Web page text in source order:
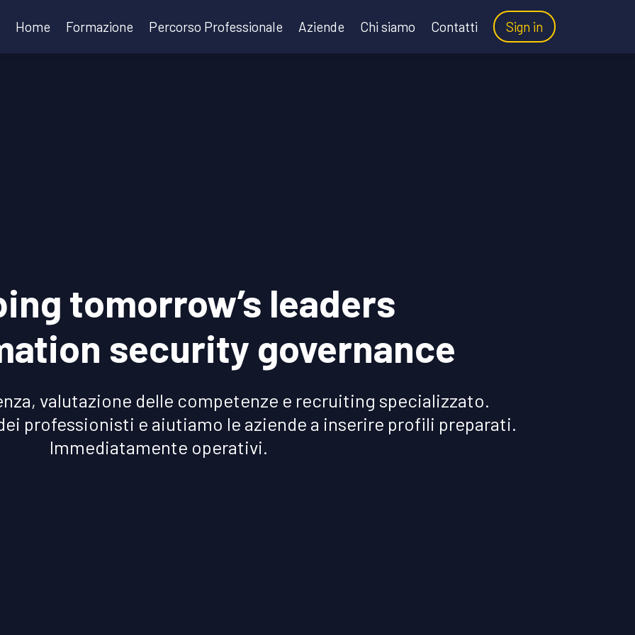
Home Formazione Percorso Professionale Aziende Chi siamo Contatti Sign in
tomorrow’s leaders
security governance
valutazione delle competenze e recruiting specializzato.
professionisti e aiutiamo le aziende a inserire profili preparati.
Immediatamente operativi.